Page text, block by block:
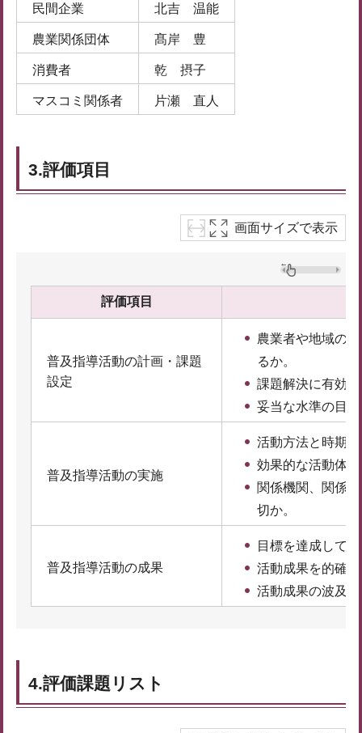
民間企業 北吉 温能
農業関係団体 髙岸 豊
消費者 乾 摂子
マスコミ関係者 片瀬 直人
3.評価項目
画面サイズで表示
評価項目
普及指導活動の計画・課題
設定
農業者や地域の
るか。
課題解決に有効
妥当な水準の目
普及指導活動の実施
活動方法と時期
効果的な活動体
関係機関、関係
切か。
普及指導活動の成果
目標を達成して
活動成果を的確
活動成果の波及
4.評価課題リスト